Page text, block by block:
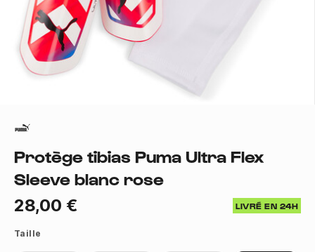
Protège tibias Puma Ultra Flex
Sleeve blanc rose
28,00 € LIVRÉ EN 24H
Taille